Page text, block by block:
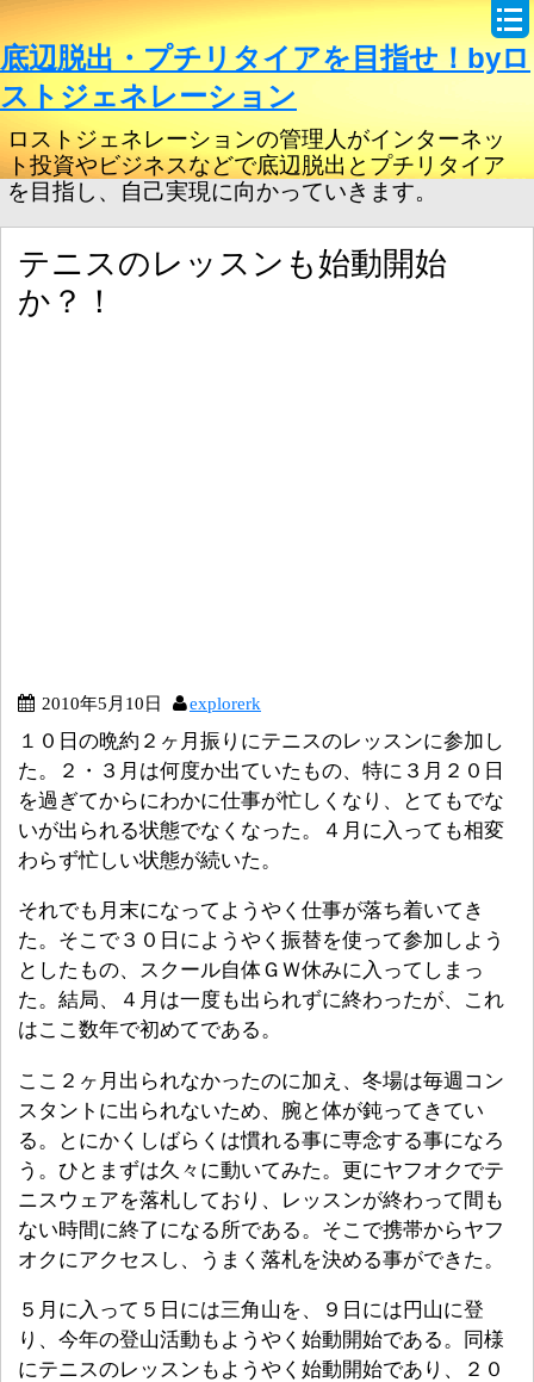
底辺脱出・プチリタイアを目指せ！byロ
ストジェネレーション
ロストジェネレーションの管理人がインターネッ
ト投資やビジネスなどで底辺脱出とプチリタイア
を目指し、自己実現に向かっていきます。
テニスのレッスンも始動開始
か？！
2010年5月10日 explorerk
１０日の晩約２ヶ月振りにテニスのレッスンに参加し
た。２・３月は何度か出ていたもの、特に３月２０日
を過ぎてからにわかに仕事が忙しくなり、とてもでな
いが出られる状態でなくなった。４月に入っても相変
わらず忙しい状態が続いた。
それでも月末になってようやく仕事が落ち着いてき
た。そこで３０日にようやく振替を使って参加しよう
としたもの、スクール自体ＧＷ休みに入ってしまっ
た。結局、４月は一度も出られずに終わったが、これ
はここ数年で初めてである。
ここ２ヶ月出られなかったのに加え、冬場は毎週コン
スタントに出られないため、腕と体が鈍ってきてい
る。とにかくしばらくは慣れる事に専念する事になろ
う。ひとまずは久々に動いてみた。更にヤフオクでテ
ニスウェアを落札しており、レッスンが終わって間も
ない時間に終了になる所である。そこで携帯からヤフ
オクにアクセスし、うまく落札を決める事ができた。
５月に入って５日には三角山を、９日には円山に登
り、今年の登山活動もようやく始動開始である。同様
にテニスのレッスンもようやく始動開始であり、２０